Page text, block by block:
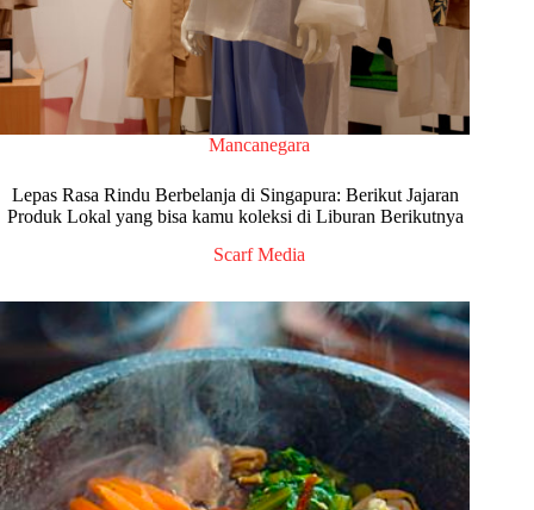
Mancanegara
Lepas Rasa Rindu Berbelanja di Singapura: Berikut Jajaran
Produk Lokal yang bisa kamu koleksi di Liburan Berikutnya
Scarf Media